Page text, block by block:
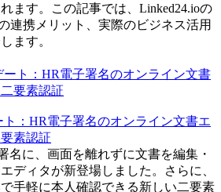
ます。この記事では、Linked24.ioの
連携メリット、実際のビジネス活用
ます。
：HR電子署名のオンライン文書エ
素認証
名に、画面を離れずに文書を編集・
ディタが新登場しました。さらに、
手軽に本人確認できる新しい二要素